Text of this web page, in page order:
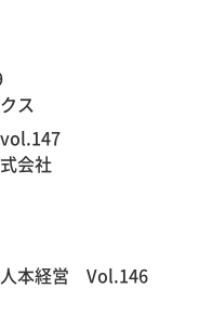
ス
会社
人本経営 Vol.146